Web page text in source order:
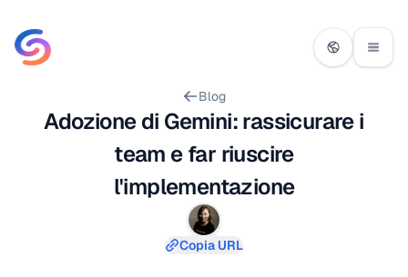
Blog
Adozione di Gemini: rassicurare i
team e far riuscire
l'implementazione
Copia URL